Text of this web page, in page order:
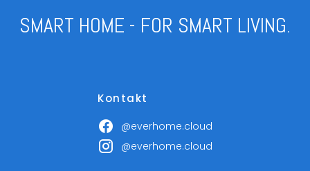
SMART HOME - FOR SMART LIVING.
Kontakt
@everhome.cloud
@everhome.cloud